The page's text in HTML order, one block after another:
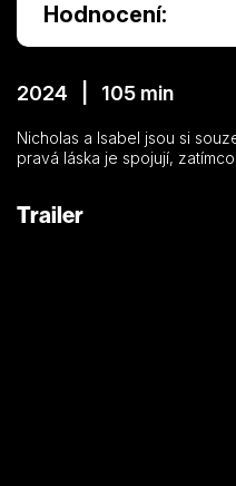
Hodnocení:
2024 | 105 min
Nicholas a Isabel jsou si
pravá láska je spojují,
Trailer